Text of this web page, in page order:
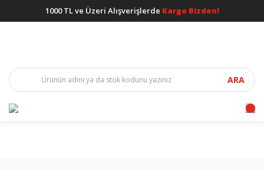
1000 TL ve Üzeri Alışverişlerde Kargo Bizden!
ARA